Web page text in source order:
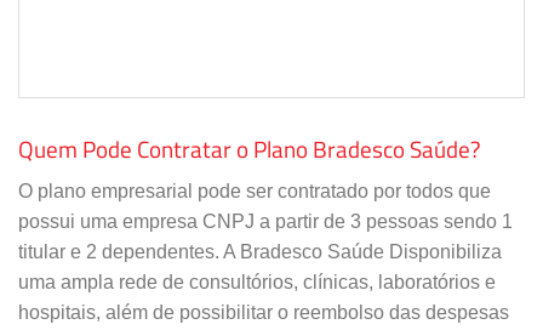
Quem Pode Contratar o Plano Bradesco Saúde?
O plano empresarial pode ser contratado por todos que
possui uma empresa CNPJ a partir de 3 pessoas sendo 1
titular e 2 dependentes. A Bradesco Saúde Disponibiliza
uma ampla rede de consultórios, clínicas, laboratórios e
hospitais, além de possibilitar o reembolso das despesas